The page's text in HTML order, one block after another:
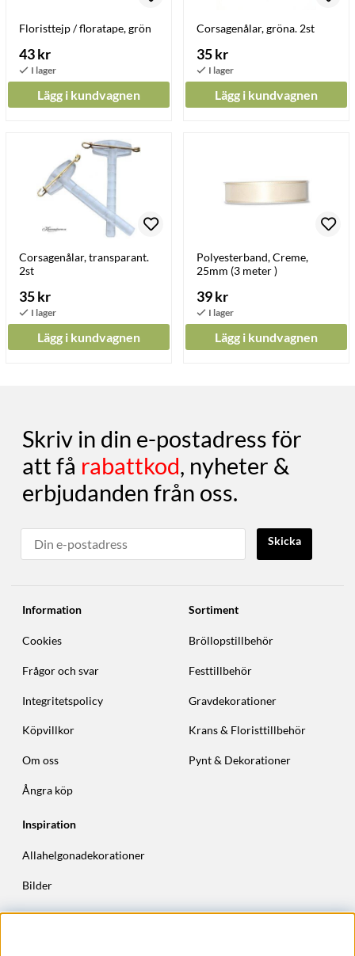
Floristtejp / floratape, grön
43 kr
Lägg i kundvagnen
Corsagenålar, gröna. 2st
35 kr
Lägg i kundvagnen
Corsagenålar, transparant.
2st
35 kr
Lägg i kundvagnen
Polyesterband, Creme,
25mm (3 meter )
39 kr
Lägg i kundvagnen
Skriv in din e-postadress för
att få rabattkod, nyheter &
erbjudanden från oss.
Skicka
Information
Cookies
Frågor och svar
Integritetspolicy
Köpvillkor
Om oss
Ångra köp
Sortiment
Bröllopstillbehör
Festtillbehör
Gravdekorationer
Krans & Floristtillbehör
Pynt & Dekorationer
Inspiration
Allahelgonadekorationer
Bilder
Höstkransar